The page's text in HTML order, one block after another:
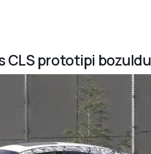
CLS prototipi bozuldu